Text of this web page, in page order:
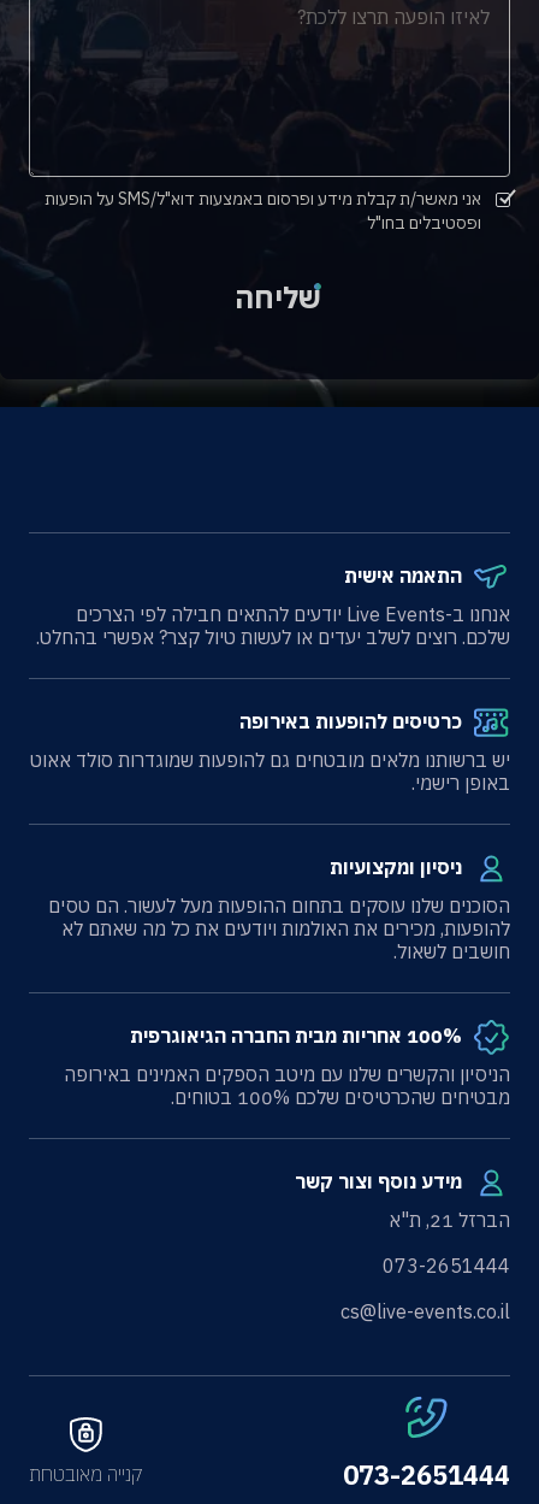
אני מאשר/ת קבלת מידע ופרסום באמצעות דוא"ל/SMS על הופעות
ופסטיבלים בחו"ל
שליחה
התאמה אישית
אנחנו ב-Live Events יודעים להתאים חבילה לפי הצרכים
שלכם. רוצים לשלב יעדים או לעשות טיול קצר? אפשרי בהחלט.
כרטיסים להופעות באירופה
יש ברשותנו מלאים מובטחים גם להופעות שמוגדרות סולד אאוט
באופן רישמי.
ניסיון ומקצועיות
הסוכנים שלנו עוסקים בתחום ההופעות מעל לעשור. הם טסים
להופעות, מכירים את האולמות ויודעים את כל מה שאתם לא
חושבים לשאול.
100% אחריות מבית החברה הגיאוגרפית
הניסיון והקשרים שלנו עם מיטב הספקים האמינים באירופה
מבטיחים שהכרטיסים שלכם 100% בטוחים.
מידע נוסף וצור קשר
הברזל 21, ת"א
073-2651444
cs@live-events.co.il
073-2651444 קנייה מאובטחת